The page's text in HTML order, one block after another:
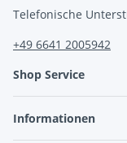
Telefonische
+49 6641 2005942
Shop Service
Informationen